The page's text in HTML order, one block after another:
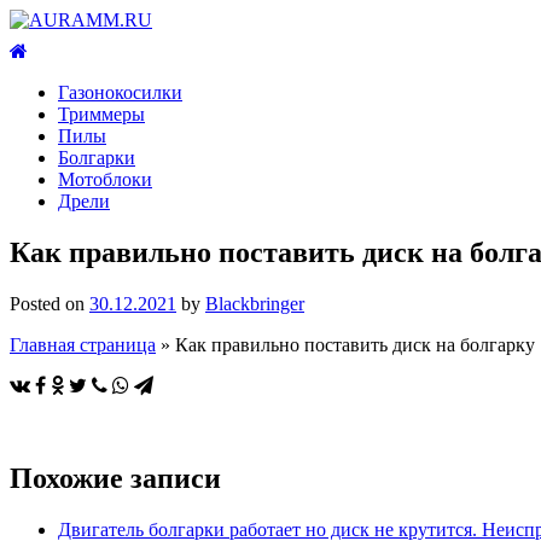
Газонокосилки
Триммеры
Пилы
Болгарки
Мотоблоки
Дрели
Как правильно поставить диск на
Posted on 30.12.2021 by Blackbringer
Главная страница » Как правильно поставить диск на болгарку
Похожие записи
Двигатель болгарки работает но диск не крутится.